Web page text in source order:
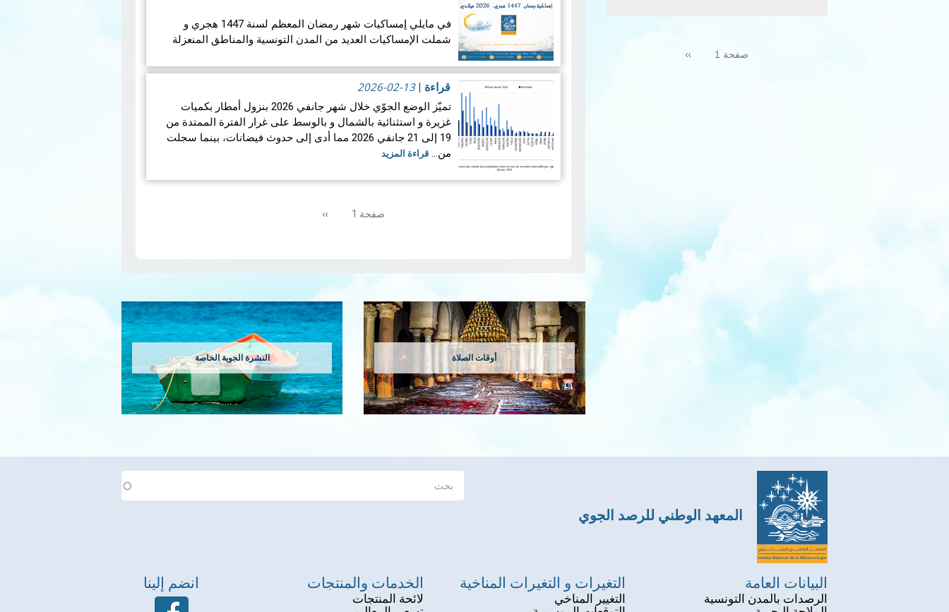
في مايلي إمساكيات شهر رمضان المعظم لسنة 1447 هجري و
شملت الإمساكيات العديد من المدن التونسية والمناطق المنعزلة
قراءة |
2026-02-13
تميّز الوضع الجوّي خلال شهر جانفي 2026 بنزول أمطار بكميات
غزيرة و استثنائية بالشمال و بالوسط على غرار الفترة الممتدة من
19 إلى 21 جانفي 2026 مما أدى إلى حدوث فيضانات، بينما سجلت
من…قراءة المزيد
صفحة 1 Next
››
النشرة الجوية الخاصة أوقات الصلاة
صفحة 1 Next
››
المعهد الوطني للرصد الجوي
البيانات العامة
الرصدات بالمدن التونسية
التغيرات و التغيرات المناخية
التغيير المناخي
الخدمات والمنتجات
لائحة المنتجات
انضم إلينا